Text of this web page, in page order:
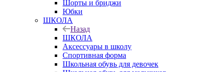
Шорты и бриджи
Юбки
ШКОЛА
Назад
ШКОЛА
Аксессуары в школу
Спортивная форма
Школьная обувь для девочек